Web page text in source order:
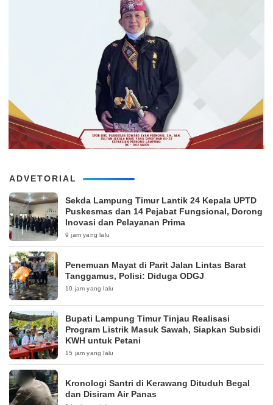
ADVETORIAL
‎Sekda Lampung Timur Lantik 24 Kepala UPTD
Puskesmas dan 14 Pejabat Fungsional, Dorong
Inovasi dan Pelayanan Prima
9 jam yang lalu
Penemuan Mayat di Parit Jalan Lintas Barat
Tanggamus, Polisi: Diduga ODGJ
10 jam yang lalu
Bupati Lampung Timur Tinjau Realisasi
Program Listrik Masuk Sawah, Siapkan Subsidi
KWH untuk Petani
15 jam yang lalu
Kronologi Santri di Kerawang Dituduh Begal
dan Disiram Air Panas